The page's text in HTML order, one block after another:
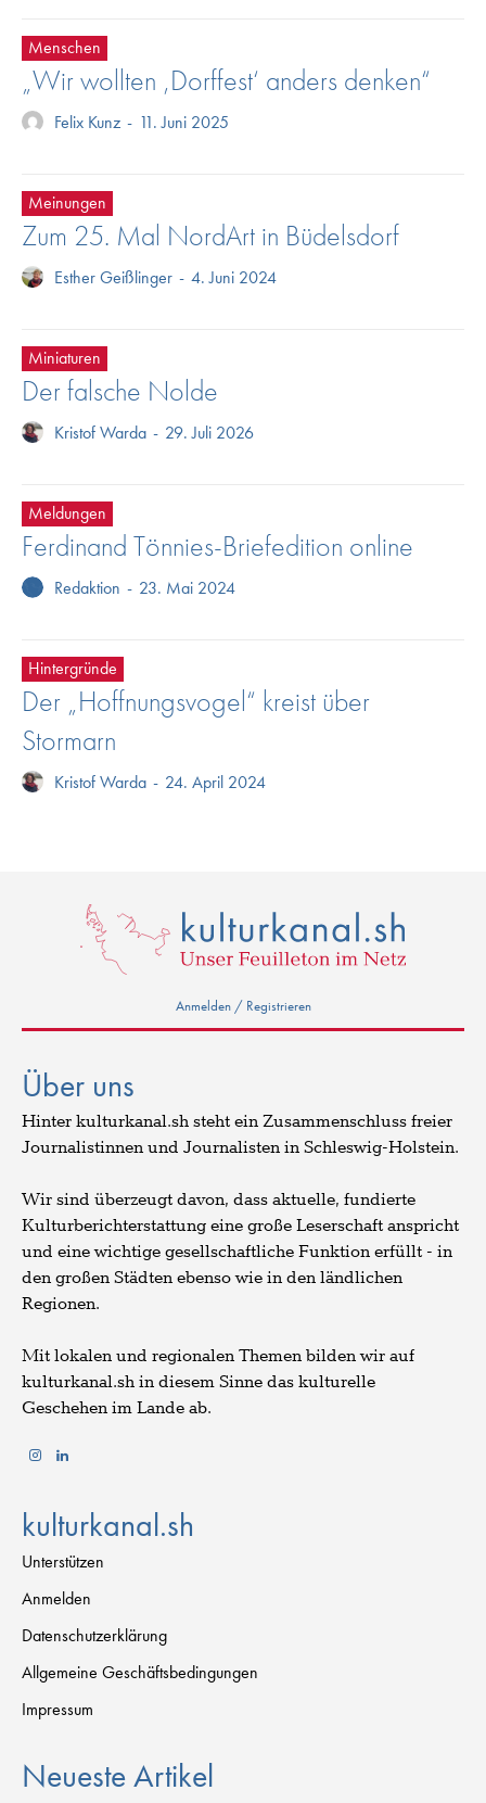
Menschen
„Wir wollten ‚Dorffest‘ anders denken“
Felix Kunz - 11. Juni 2025
Meinungen
Zum 25. Mal NordArt in Büdelsdorf
Esther Geißlinger - 4. Juni 2024
Miniaturen
Der falsche Nolde
Kristof Warda - 29. Juli 2026
Meldungen
Ferdinand Tönnies-Briefedition online
Redaktion - 23. Mai 2024
Hintergründe
Der „Hoffnungsvogel“ kreist über
Stormarn
Kristof Warda - 24. April 2024
Anmelden / Registrieren
Über uns
Hinter kulturkanal.sh steht ein Zusammenschluss freier
Journalistinnen und Journalisten in Schleswig-Holstein.
Wir sind überzeugt davon, dass aktuelle, fundierte
Kulturberichterstattung eine große Leserschaft anspricht
und eine wichtige gesellschaftliche Funktion erfüllt - in
den großen Städten ebenso wie in den ländlichen
Regionen.
Mit lokalen und regionalen Themen bilden wir auf
kulturkanal.sh in diesem Sinne das kulturelle
Geschehen im Lande ab.
kulturkanal.sh
Unterstützen
Anmelden
Datenschutzerklärung
Allgemeine Geschäftsbedingungen
Impressum
Neueste Artikel